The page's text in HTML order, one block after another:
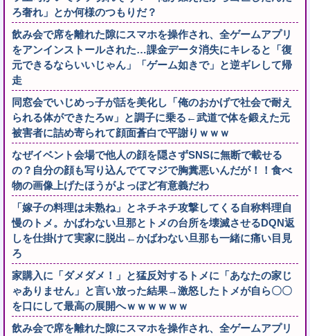
ろ奢れ」とか何様のつもりだ？
飲み会で席を離れた隙にスマホを操作され、全ゲームアプリ
をアンインストールされた…課金データ消失にキレると「復
元できるならいいじゃん」「ゲーム如きで」と逆ギレして帰
走
同窓会でいじめっ子が話を美化し「俺のおかげで社会で耐え
られる体ができたろw」と調子に乗る←武道で体を鍛えた元
被害者に詰め寄られて顔面蒼白で平謝りｗｗｗ
なぜイベント会場で他人の顔を隠さずSNSに無断で載せる
の？自分の顔も写り込んでてマジで胸糞悪いんだが！！食べ
物の画像上げたほうがよっぽど有意義だわ
「嫁子の料理は未熟ね」とネチネチ攻撃してくる自称料理自
慢のトメ。かばわない旦那とトメの台所を壊滅させるDQN返
しを仕掛けて実家に脱出←かばわない旦那も一緒に痛い目見
ろ
家購入に「ダメダメ！」と猛反対するトメに「あなたの家じ
ゃありません」と言い放った結果→激怒したトメが自ら〇〇
を口にして最高の展開へｗｗｗｗｗｗ
飲み会で席を離れた隙にスマホを操作され、全ゲームアプリ